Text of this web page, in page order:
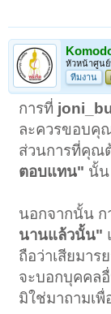
หัวหน้าศูน
ทีมงาน
การที่
ละควรขอบคุ
ส่วนการที่คุณ
ตอบแทน" นั้น
นอกจากนั้น
นานแล้วนั้น"
ถือว่าเสียมา
จะบอกบุคคล
มิใช่มาถามเ